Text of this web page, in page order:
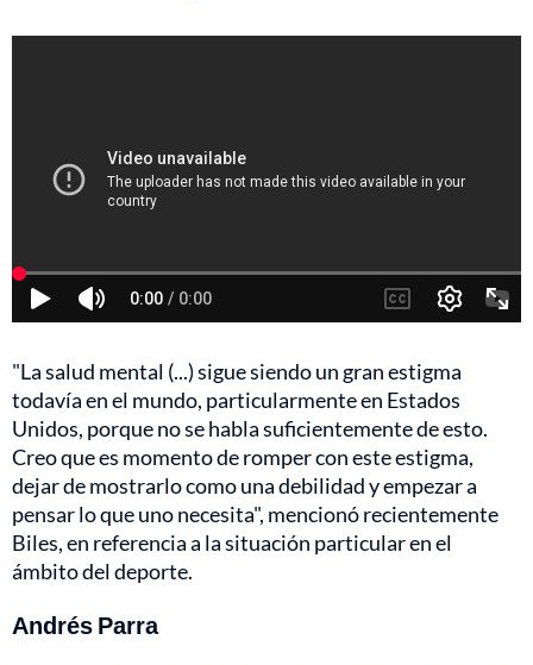
"La salud mental (...) sigue siendo un gran estigma
todavía en el mundo, particularmente en Estados
Unidos, porque no se habla suficientemente de esto.
Creo que es momento de romper con este estigma,
dejar de mostrarlo como una debilidad y empezar a
pensar lo que uno necesita", mencionó recientemente
Biles, en referencia a la situación particular en el
ámbito del deporte.
Andrés Parra